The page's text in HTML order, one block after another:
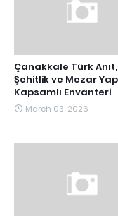
Çanakkale Türk Anıt,
Şehitlik ve Mezar
Kapsamlı Envanteri
March 03, 2026